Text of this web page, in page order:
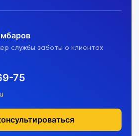
службы заботы о клиентах
75